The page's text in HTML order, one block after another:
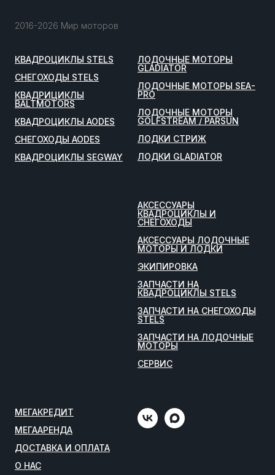
2016-2026 Мир моторов
КВАДРОЦИКЛЫ STELS
СНЕГОХОДЫ STELS
КВАДРИЦИКЛЫ
BALTMOTORS
КВАДРОЦИКЛЫ AODES
СНЕГОХОДЫ AODES
КВАДРОЦИКЛЫ SEGWAY
ЛОДОЧНЫЕ МОТОРЫ
GLADIATOR
ЛОДОЧНЫЕ МОТОРЫ SEA-
PRO
ЛОДОЧНЫЕ МОТОРЫ
GOLFSTREAM / PARSUN
ЛОДКИ СТРИЖ
ЛОДКИ GLADIATOR
АКСЕССУАРЫ
КВАДРОЦИКЛЫ И
СНЕГОХОДЫ
АКСЕССУАРЫ ЛОДОЧНЫЕ
МОТОРЫ И ЛОДКИ
ЭКИПИРОВКА
ЗАПЧАСТИ НА
КВАДРОЦИКЛЫ STELS
ЗАПЧАСТИ НА СНЕГОХОДЫ
STELS
ЗАПЧАСТИ НА ЛОДОЧНЫЕ
МОТОРЫ
СЕРВИС
МЕГАКРЕДИТ
МЕГААРЕНДА
ДОСТАВКА И ОПЛАТА
О НАС